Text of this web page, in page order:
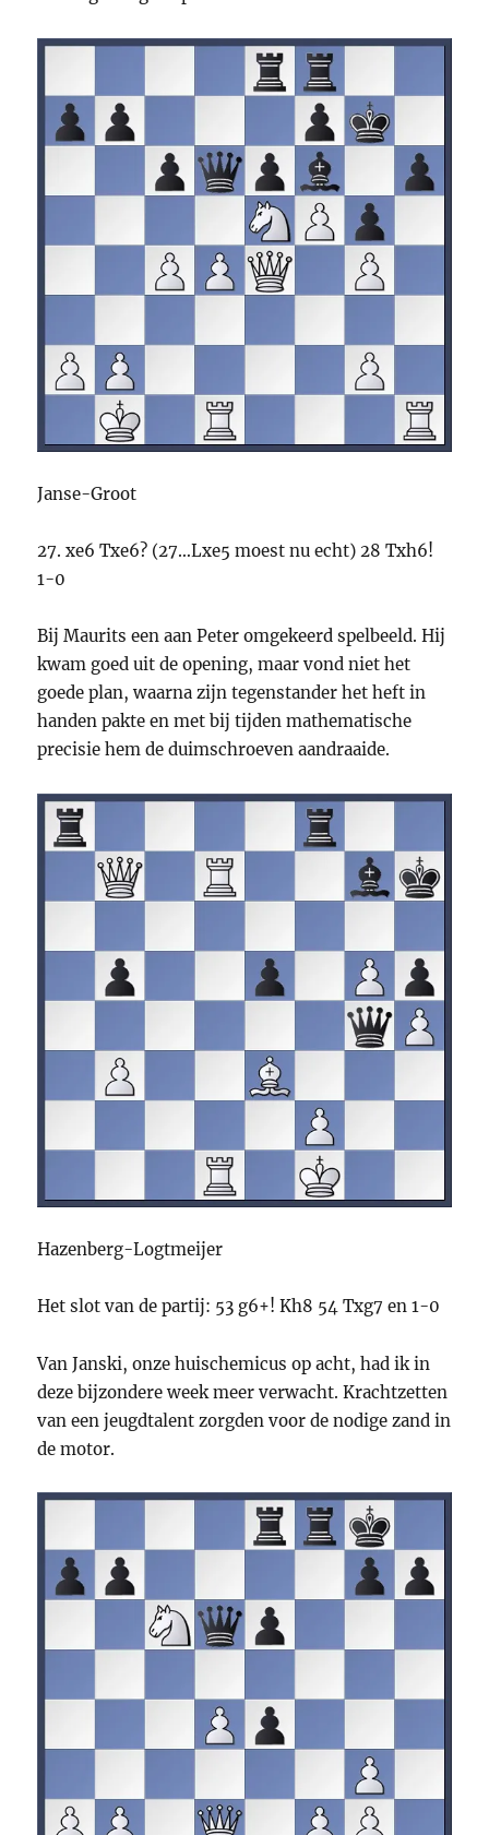
Janse-Groot
27. xe6 Txe6? (27…Lxe5 moest nu echt) 28 Txh6!
1-0
Bij Maurits een aan Peter omgekeerd spelbeeld. Hij
kwam goed uit de opening, maar vond niet het
goede plan, waarna zijn tegenstander het heft in
handen pakte en met bij tijden mathematische
precisie hem de duimschroeven aandraaide.
Hazenberg-Logtmeijer
Het slot van de partij: 53 g6+! Kh8 54 Txg7 en 1-0
Van Janski, onze huischemicus op acht, had ik in
deze bijzondere week meer verwacht. Krachtzetten
van een jeugdtalent zorgden voor de nodige zand in
de motor.